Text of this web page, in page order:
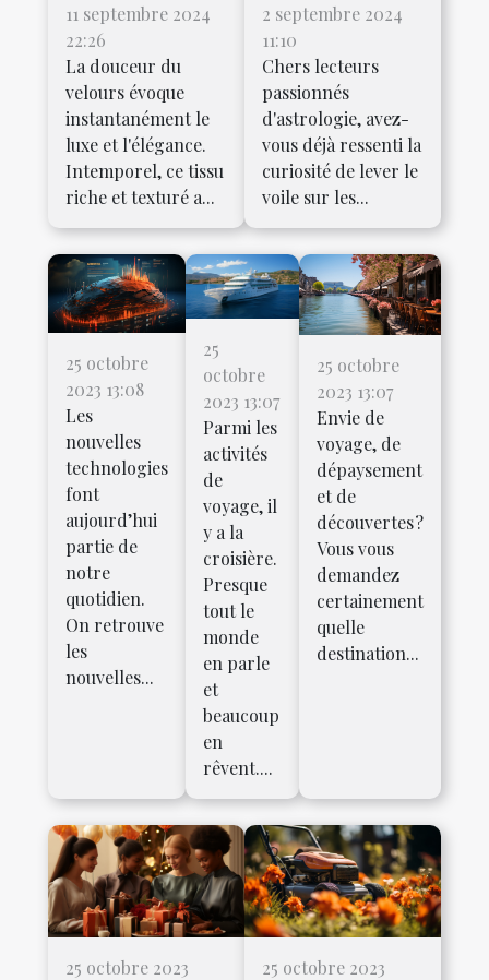
11 septembre 2024
22:26
La douceur du
velours évoque
instantanément le
luxe et l'élégance.
Intemporel, ce tissu
riche et texturé a...
2 septembre 2024
11:10
Chers lecteurs
passionnés
d'astrologie, avez-
vous déjà ressenti la
curiosité de lever le
voile sur les...
25 octobre
2023 13:08
Les
nouvelles
technologies
font
aujourd’hui
partie de
notre
quotidien.
On retrouve
les
nouvelles...
25
octobre
2023 13:07
Parmi les
activités
de
voyage, il
y a la
croisière.
Presque
tout le
monde
en parle
et
beaucoup
en
rêvent....
25 octobre
2023 13:07
Envie de
voyage, de
dépaysement
et de
découvertes ?
Vous vous
demandez
certainement
quelle
destination...
25 octobre 2023
25 octobre 2023